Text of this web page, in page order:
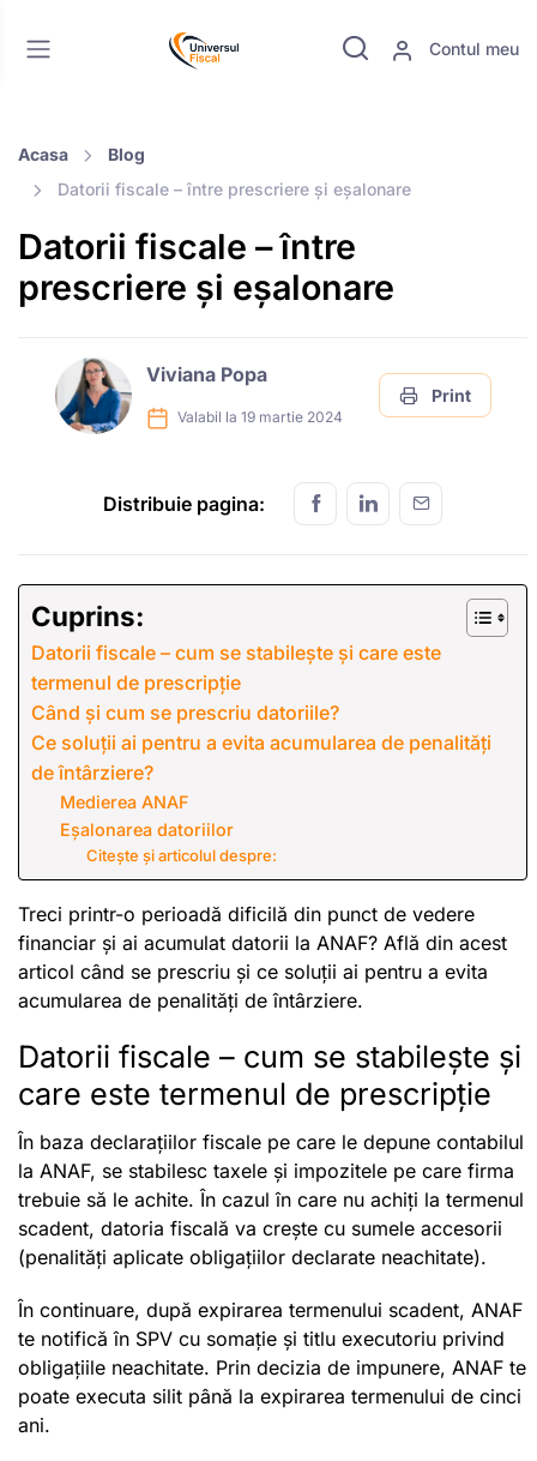
Contul meu
Acasa
Blog
Datorii fiscale – între prescriere și eșalonare
Datorii fiscale – între
prescriere și eșalonare
Viviana Popa
Valabil la 19 martie 2024
Print
Distribuie pagina:
Cuprins:
Datorii fiscale – cum se stabilește și care este
termenul de prescripție
Când și cum se prescriu datoriile?
Ce soluții ai pentru a evita acumularea de penalități
de întârziere?
Medierea ANAF
Eșalonarea datoriilor
Citește și articolul despre:
Treci printr-o perioadă dificilă din punct de vedere
financiar și ai acumulat datorii la ANAF? Află din acest
articol când se prescriu și ce soluții ai pentru a evita
acumularea de penalități de întârziere.
Datorii fiscale – cum se stabilește și
care este termenul de prescripție
În baza declarațiilor fiscale pe care le depune contabilul
la ANAF, se stabilesc taxele și impozitele pe care firma
trebuie să le achite. În cazul în care nu achiți la termenul
scadent, datoria fiscală va crește cu sumele accesorii
(penalități aplicate obligațiilor declarate neachitate).
În continuare, după expirarea termenului scadent, ANAF
te notifică în SPV cu somație și titlu executoriu privind
obligațiile neachitate. Prin decizia de impunere, ANAF te
poate executa silit până la expirarea termenului de cinci
ani.